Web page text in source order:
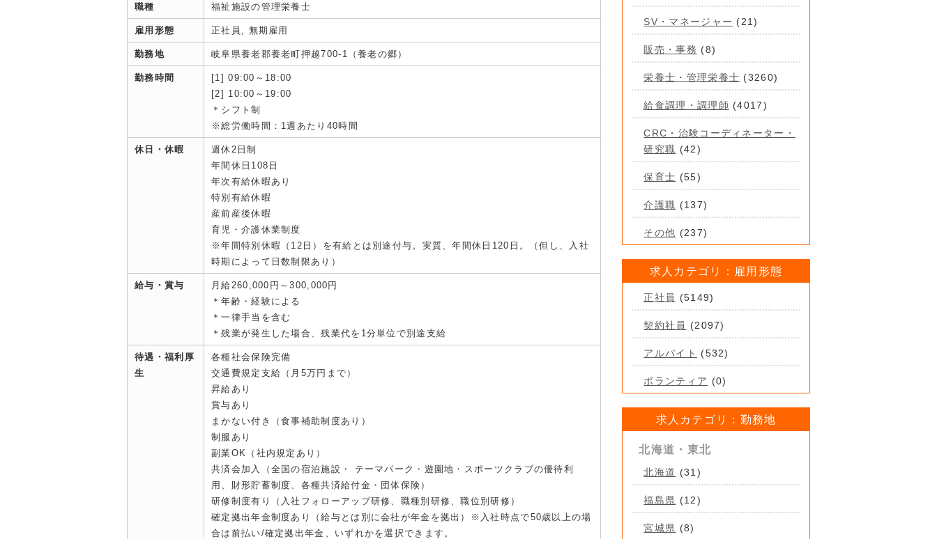
職種 福祉施設の管理栄養士
雇用形態 正社員, 無期雇用
勤務地 岐阜県養老郡養老町押越700-1（養老の郷）
勤務時間
[1] 09:00～18:00
[2] 10:00～19:00
＊シフト制
※総労働時間：1週あたり40時間
休日・休暇
週休2日制
年間休日108日
年次有給休暇あり
特別有給休暇
産前産後休暇
育児・介護休業制度
※年間特別休暇（12日）を有給とは別途付与。実質、年間休日120日。（但し、入社
時期によって日数制限あり）
給与・賞与
月給260,000円～300,000円
＊年齢・経験による
＊一律手当を含む
＊残業が発生した場合、残業代を1分単位で別途支給
待遇・福利厚
生
各種社会保険完備
交通費規定支給（月5万円まで）
昇給あり
賞与あり
まかない付き（食事補助制度あり）
制服あり
副業OK（社内規定あり）
共済会加入（全国の宿泊施設・ テーマパーク・遊園地・スポーツクラブの優待利
用、財形貯蓄制度、各種共済給付金・団体保険）
研修制度有り（入社フォローアップ研修、職種別研修、職位別研修）
確定拠出年金制度あり（給与とは別に会社が年金を拠出）※入社時点で50歳以上の場
合は前払い/確定拠出年金、いずれかを選択できます。
SV・マネージャー (21)
販売・事務 (8)
栄養士・管理栄養士 (3260)
給食調理・調理師 (4017)
CRC・治験コーディネーター・
研究職 (42)
保育士 (55)
介護職 (137)
その他 (237)
求人カテゴリ：雇用形態
正社員 (5149)
契約社員 (2097)
アルバイト (532)
ボランティア (0)
求人カテゴリ：勤務地
北海道・東北
北海道 (31)
福島県 (12)
宮城県 (8)